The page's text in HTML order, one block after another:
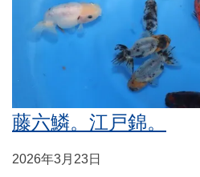
藤六鱗。江戸錦。
2026年3月23日